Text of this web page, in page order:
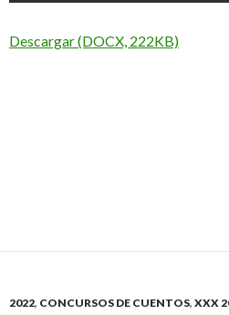
Descargar (DOCX, 222KB)
2022, CONCURSOS DE CUENTOS, XXX